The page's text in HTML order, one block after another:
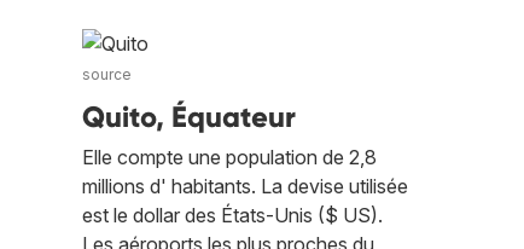
source
Quito, Équateur
Elle compte une population de 2,8
millions d' habitants. La devise utilisée
est le dollar des États-Unis ($ US).